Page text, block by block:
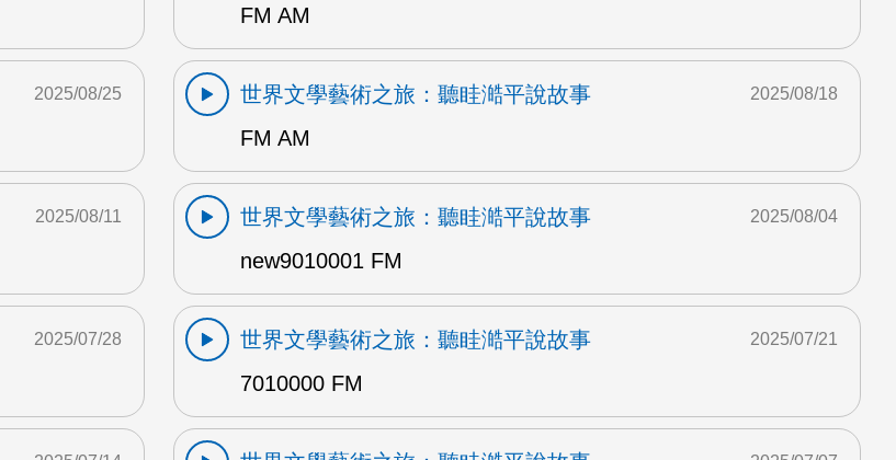
FM AM
2025/08/25
世界文學藝術之旅：聽眭澔平說故事
FM AM
2025/08/18
2025/08/11
世界文學藝術之旅：聽眭澔平說故事
new9010001 FM
2025/08/04
2025/07/28
世界文學藝術之旅：聽眭澔平說故事
7010000 FM
2025/07/21